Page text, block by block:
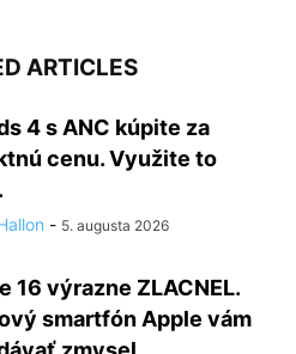
ARTICLES
4 s ANC kúpite za
cenu. Využite to
- 5. augusta 2026
16 výrazne ZLACNEL.
smartfón Apple vám